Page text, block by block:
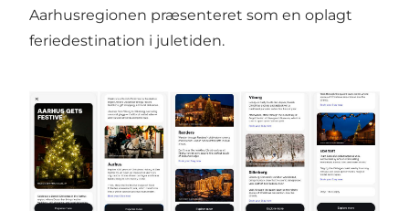
Aarhusregionen præsenteret som en oplagt
feriedestination i juletiden.